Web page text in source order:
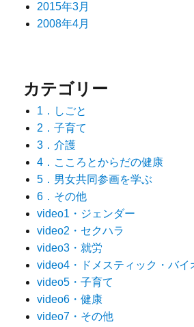
2015年3月
2008年4月
カテゴリー
1．しごと
2．子育て
3．介護
4．こころとからだの健康
5．男女共同参画を学ぶ
6．その他
video1・ジェンダー
video2・セクハラ
video3・就労
video4・ドメスティック・バイ
video5・子育て
video6・健康
video7・その他